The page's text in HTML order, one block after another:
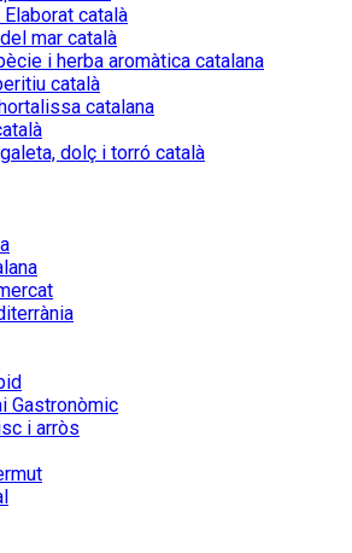
català
mar català
i herba aromàtica catalana
català
catalana
dolç i torró català
Gastronòmic
i arròs